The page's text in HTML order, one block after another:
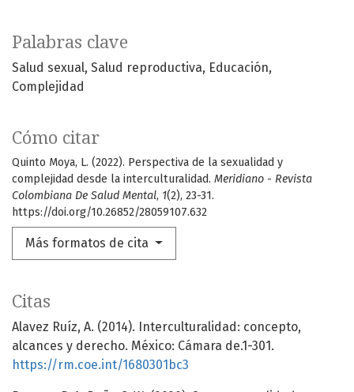
Palabras clave
Salud sexual Salud reproductiva
Educación
Complejidad
Cómo citar
Quinto Moya, L. (2022). Perspectiva de la sexualidad y
complejidad desde la interculturalidad. Meridiano - Revista
Colombiana De Salud Mental, 1(2), 23-31.
https://doi.org/10.26852/28059107.632
Más formatos de cita
Citas
Alavez Ruíz, A. (2014). Interculturalidad: concepto,
alcances y derecho. México: Cámara de.1-301.
https://rm.coe.int/1680301bc3